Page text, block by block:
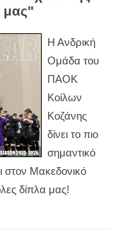
μας"
Η Ανδρική
Ομάδα του
ΠΑΟΚ
Κοίλων
Κοζάνης
δίνει το πιο
σημαντικό
στον Μακεδονικό
δίπλα μας!